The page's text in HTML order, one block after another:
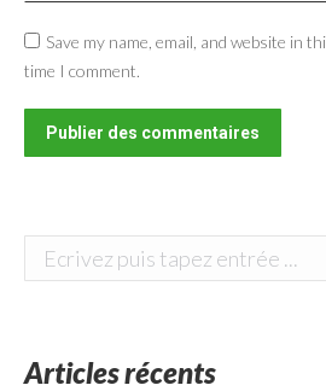
Save my name, email, and website in
time I comment.
Publier des commentaires
Search:
Articles récents